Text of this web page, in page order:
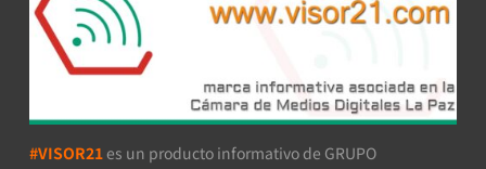
#VISOR21 es un producto informativo de GRUPO